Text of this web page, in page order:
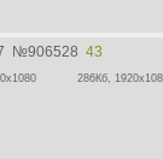
№906528 43
286Кб,